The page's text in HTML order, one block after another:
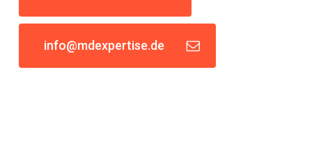
info@mdexpertise.de